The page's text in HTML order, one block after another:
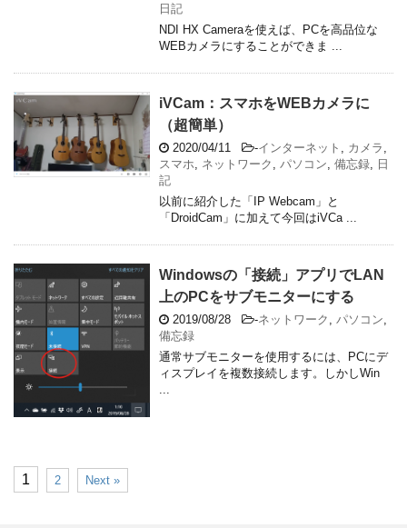
日記
NDI HX Cameraを使えば、PCを高品位な
WEBカメラにすることができま ...
iVCam：スマホをWEBカメラに
（超簡単）
2020/04/11 -インターネット カメラ
スマホ
ネットワーク パソコン 備忘録
日
記
以前に紹介した「IP Webcam」と
「DroidCam」に加えて今回はiVCa ...
Windowsの「接続」アプリでLAN
上のPCをサブモニターにする
2019/08/28 -ネットワーク パソコン
備忘録
通常サブモニターを使用するには、PCにデ
ィスプレイを複数接続します。しかしWin
1 2 Next »